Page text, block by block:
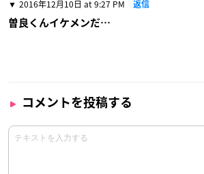
2016年12月10日 at 9:27 PM 返信
曽良くんイケメンだ…
コメントを投稿する